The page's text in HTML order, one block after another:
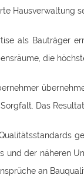
Hausverwaltung
als Bauträger
die
Das
und der näheren
an